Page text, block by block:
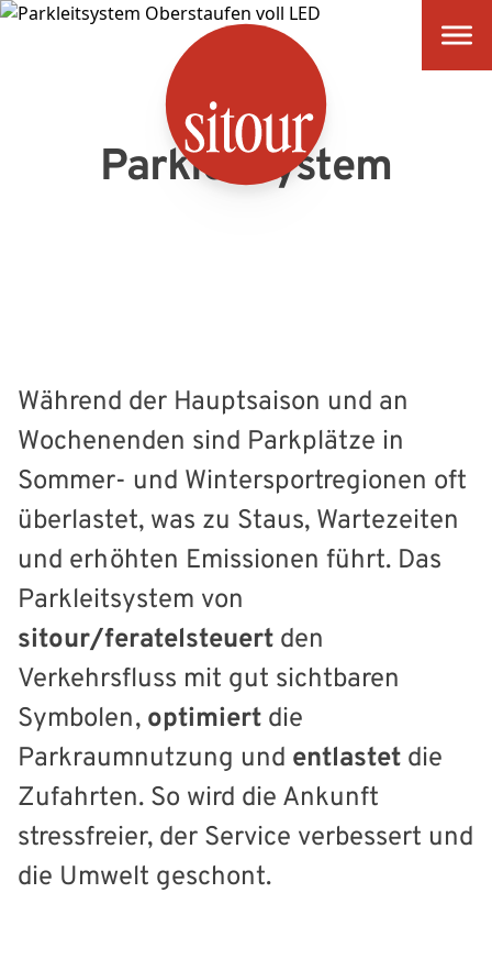
SITOUR
Parkleitsystem
Während der Hauptsaison und an
Wochenenden sind Parkplätze in
Sommer- und Wintersportregionen oft
überlastet, was zu Staus, Wartezeiten
und erhöhten Emissionen führt. Das
Parkleitsystem von
sitour/feratelsteuert den
Verkehrsfluss mit gut sichtbaren
Symbolen, optimiert die
Parkraumnutzung und entlastet die
Zufahrten. So wird die Ankunft
stressfreier, der Service verbessert und
die Umwelt geschont.